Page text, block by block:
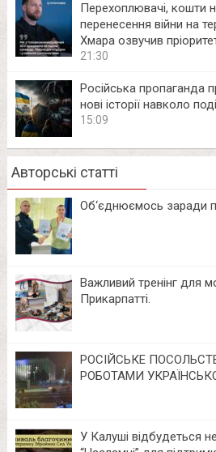
Перехоплювачі, кошти
перенесення війни на
Хмара озвучив
21:30
Російська пропаганда
нові історії навколо
15:09
Авторські статті
Об‘єднюємось заради
Важливий тренінг для
Прикарпатті.
РОСІЙСЬКЕ
РОБОТАМИ
У Калуші відбудеться